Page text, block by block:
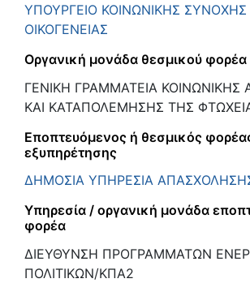
ΥΠΟΥΡΓΕΙΟ ΚΟΙΝΩΝΙΚΗΣ ΣΥΝΟΧΗΣ
ΟΙΚΟΓΕΝΕΙΑΣ
Οργανική μονάδα θεσμικού φορέα
ΓΕΝΙΚΗ ΓΡΑΜΜΑΤΕΙΑ ΚΟΙΝΩΝΙΚΗΣ
ΚΑΙ ΚΑΤΑΠΟΛΕΜΗΣΗΣ ΤΗΣ
Εποπτευόμενος ή θεσμικός
εξυπηρέτησης
ΔΗΜΟΣΙΑ ΥΠΗΡΕΣΙΑ
Υπηρεσία / οργανική μονάδα
φορέα
ΔΙΕΥΘΥΝΣΗ ΠΡΟΓΡΑΜΜΑΤΩΝ
ΠΟΛΙΤΙΚΩΝ/ΚΠΑ2